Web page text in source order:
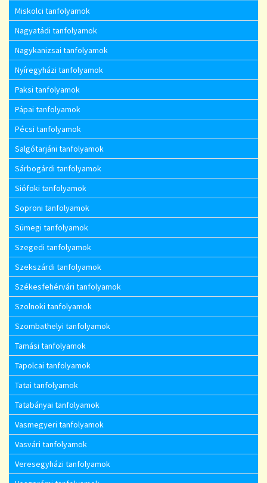
Miskolci tanfolyamok
Nagyatádi tanfolyamok
Nagykanizsai tanfolyamok
Nyíregyházi tanfolyamok
Paksi tanfolyamok
Pápai tanfolyamok
Pécsi tanfolyamok
Salgótarjáni tanfolyamok
Sárbogárdi tanfolyamok
Siófoki tanfolyamok
Soproni tanfolyamok
Sümegi tanfolyamok
Szegedi tanfolyamok
Szekszárdi tanfolyamok
Székesfehérvári tanfolyamok
Szolnoki tanfolyamok
Szombathelyi tanfolyamok
Tamási tanfolyamok
Tapolcai tanfolyamok
Tatai tanfolyamok
Tatabányai tanfolyamok
Vasmegyeri tanfolyamok
Vasvári tanfolyamok
Veresegyházi tanfolyamok